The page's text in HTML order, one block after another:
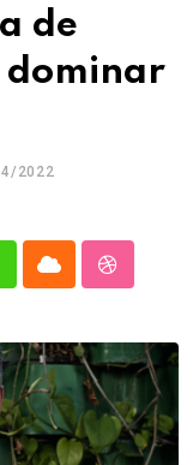
de
dominar
2022
Cloud